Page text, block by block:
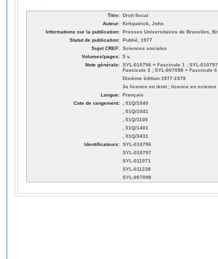
Titre: Droit fiscal
Auteur: Kirkpatrick, John
Informations sur la publication: Presses Universitaires de Bruxelles,
Statut de publication: Publié, 1977
Sujet CREF: Sciences sociales
Volumes/pages: 5 v.
Note générale: SYL-010796 = Fascicule 1 ; SYL-
Fascicule 3 ; SYL-007098 = Fascicule
Dixième édition 1977-1978
3e licence en droit ; licence en science
Langue: Français
Cote de rangement:
, 01Q/1040
, 01Q/1041
, 01Q/1105
, 01Q/1401
, 01Q/3431
Identificateurs: SYL-010796
SYL-010797
SYL-011071
SYL-011238
SYL-007098